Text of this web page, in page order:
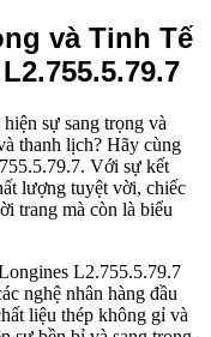
và Tinh Tế
sự sang trọng và
thanh lịch? Hãy cùng
Với sự kết
lượng tuyệt vời, chiếc
trang mà còn là biểu
L2.755.5.79.7
nghệ nhân hàng đầu
liệu thép không gỉ và